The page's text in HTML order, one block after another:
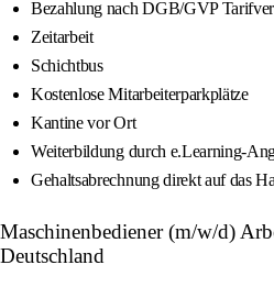
Bezahlung nach DGB/GVP
Zeitarbeit
Schichtbus
Kostenlose Mitarbeiterparkplätze
Kantine vor Ort
Weiterbildung durch e.Learning-
Gehaltsabrechnung direkt auf das
Maschinenbediener (m/w/d)
Deutschland